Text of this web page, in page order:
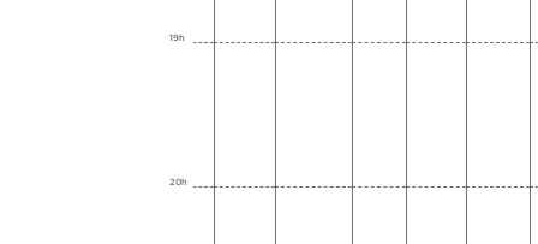
19h
20h